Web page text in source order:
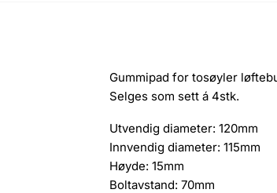
Gummipad for tosøyler
Selges som sett á 4stk.
Utvendig diameter: 120mm
Innvendig diameter: 115mm
Høyde: 15mm
Boltavstand: 70mm